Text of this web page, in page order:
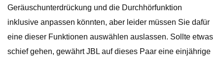
Geräuschunterdrückung und die Durchhörfunktion
inklusive anpassen könnten, aber leider müssen Sie dafür
eine dieser Funktionen auswählen auslassen. Sollte etwas
schief gehen, gewährt JBL auf dieses Paar eine einjährige